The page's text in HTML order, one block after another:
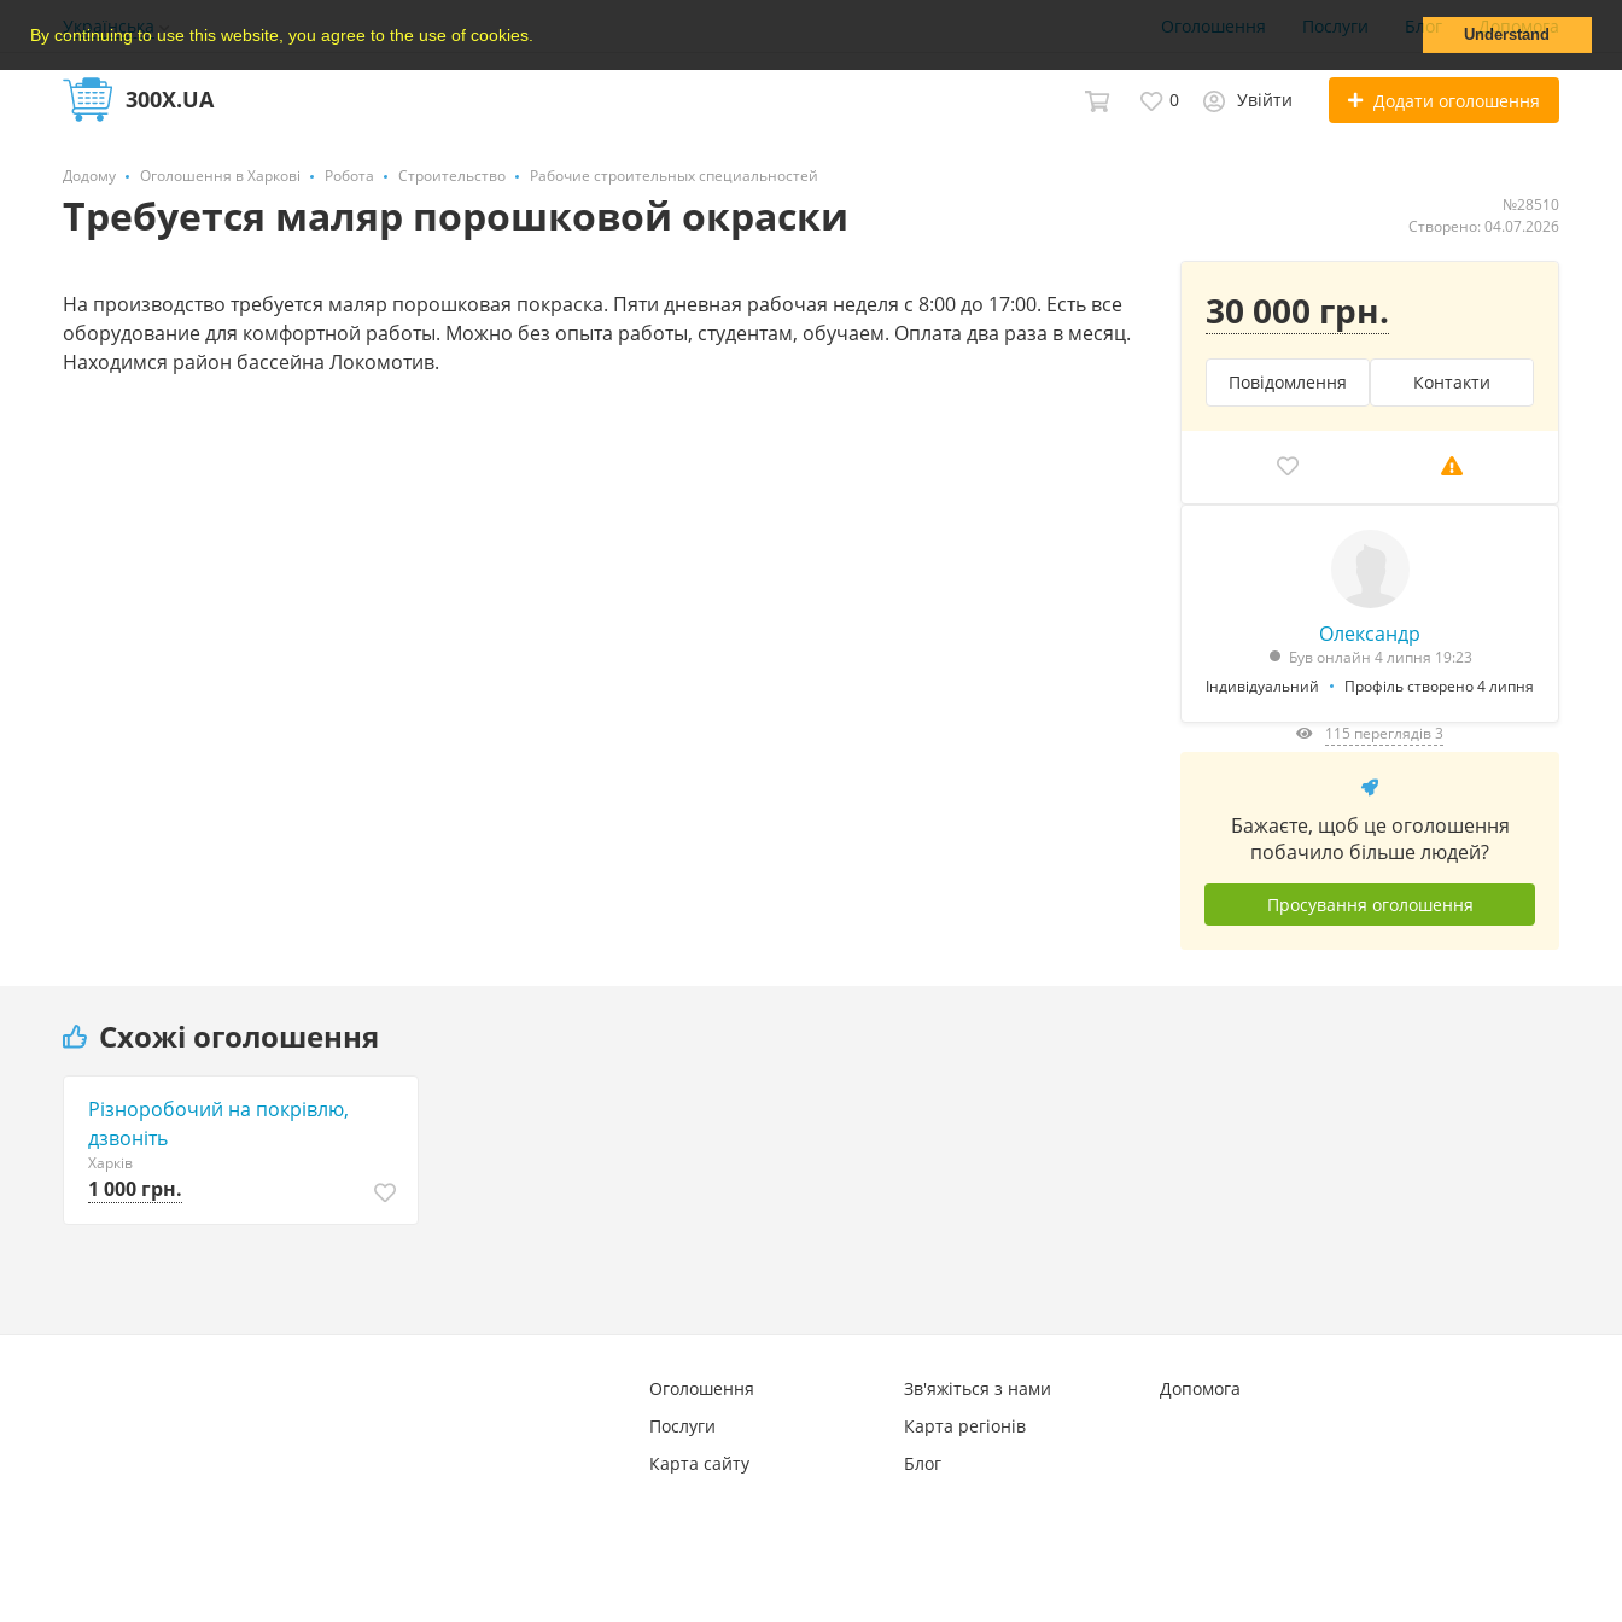
By continuing to use this website, you agree to the use of cookies. Understand
Українська Оголошення Послуги Блог Допомога
300X.UA 0 Увійти Додати оголошення
Додому Оголошення в Харкові Робота Строительство Рабочие строительных специальностей
Требуется маляр порошковой окраски
№28510
Створено: 04.07.2026
На производство требуется маляр порошковая покраска. Пяти дневная рабочая неделя с 8:00 до 17:00. Есть все
оборудование для комфортной работы. Можно без опыта работы, студентам, обучаем. Оплата два раза в месяц.
Находимся район бассейна Локомотив.
30 000 грн.
Повідомлення Контакти
Олександр
Був онлайн 4 липня 19:23
Індивідуальний
Профіль створено 4 липня
115 переглядів 3
Бажаєте, щоб це оголошення
побачило більше людей?
Просування оголошення
Схожі оголошення
Різноробочий на покрівлю,
дзвоніть
Харків
1 000 грн.
Оголошення
Послуги
Карта сайту
Зв'яжіться з нами
Карта регіонів
Блог
Допомога